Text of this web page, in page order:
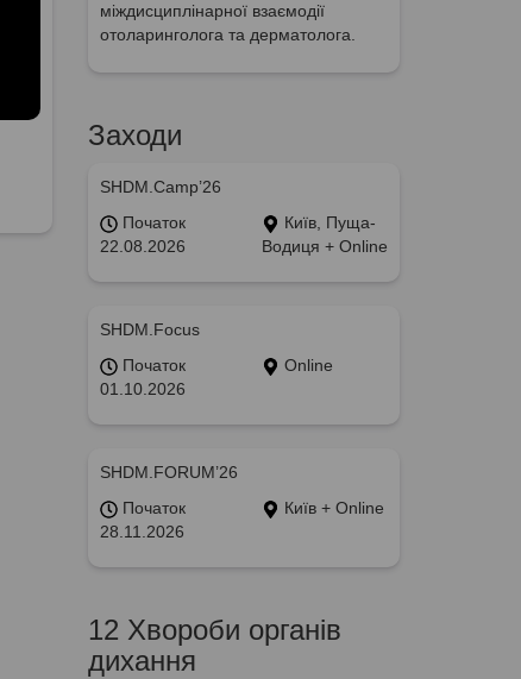
міждисциплінарної взаємодії
отоларинголога та дерматолога.
Заходи
SHDM.Camp’26
Початок
22.08.2026
Київ, Пуща-
Водиця + Online
SHDM.Focus
Початок
01.10.2026
Online
SHDM.FORUM’26
Початок
28.11.2026
Київ + Online
12 Хвороби органів
дихання